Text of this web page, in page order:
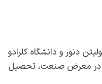
دنور و دانشگاه کلرادو
در معرض صنعت، تحصیل